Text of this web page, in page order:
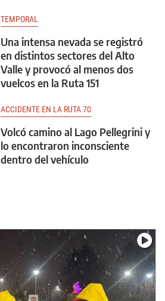
TEMPORAL
Una intensa nevada se registró
en distintos sectores del Alto
Valle y provocó al menos dos
vuelcos en la Ruta 151
ACCIDENTE EN LA RUTA 70
Volcó camino al Lago Pellegrini y
lo encontraron inconsciente
dentro del vehículo